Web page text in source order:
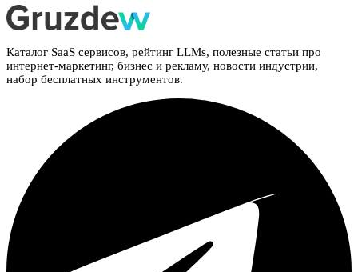
Каталог SaaS сервисов, рейтинг LLMs, полезные статьи про
интернет-маркетинг, бизнес и рекламу, новости индустрии,
набор бесплатных инструментов.